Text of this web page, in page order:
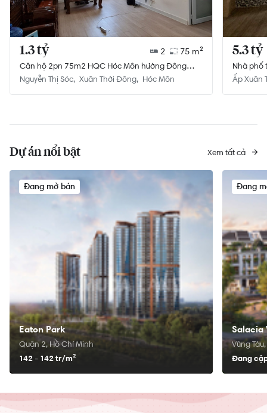
1.3 tỷ 2 75 m²
Căn hộ 2pn 75m2 HQC Hóc Môn hướng Đông
Nam, diện tích 75m²
Nguyễn Thị Sóc Xuân Thới Đông Hóc Môn
5.3 tỷ
Nhà phố
rộng
Ấp Xuân
Dự án nổi bật Xem tất cả
Đang mở bán
Eaton Park
Quận 2, Hồ Chí Minh
142 - 142 tr/m²
Đang
Salacia
Vũng
Đang